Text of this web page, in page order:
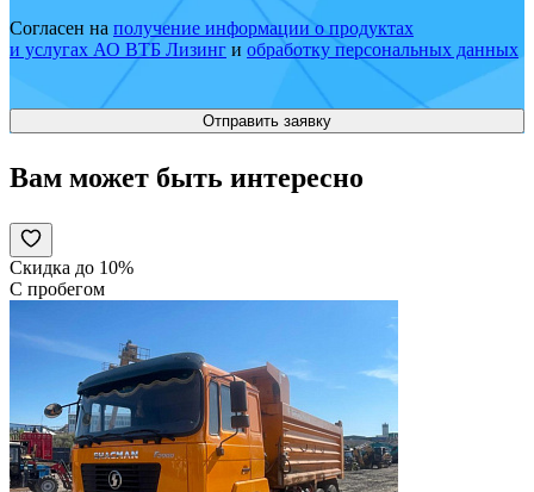
Согласен на получение информации о продуктах
и услугах АО ВТБ Лизинг и обработку персональных данных
Вам может быть интересно
Скидка до 10%
С пробегом